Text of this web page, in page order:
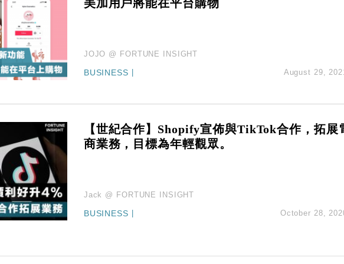
美加用戶將能在平台購物
JOJO @ FORTUNE INSIGHT
BUSINESS August 29,
【世紀合作】Shopify宣佈與TikTok合作，拓展
商業務，目標為年輕觀眾。
Jack @ FORTUNE INSIGHT
BUSINESS | October 28,